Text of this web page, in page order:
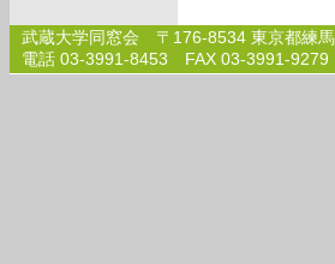
武蔵大学同窓会 〒176-8534 東京都練
電話 03-3991-8453 FAX 03-3991-9279